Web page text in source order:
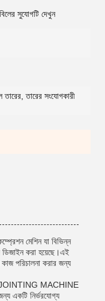
সুযোগটি দেখুন
তারের, তারের সংযোগকারী
মেশিন যা বিভিন্ন
ডিজাইন করা হয়েছে।এই
কাজ পরিচালনা করার জন্য
JOINTING MACHINE
একটি নির্ভরযোগ্য